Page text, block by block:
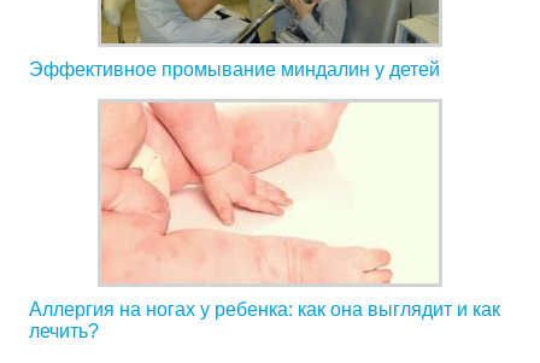
Эффективное промывание миндалин у детей
Аллергия на ногах у ребенка: как она выглядит и как
лечить?